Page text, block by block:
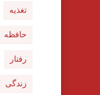
تغذیه
حافظه
رفتار
زندگی